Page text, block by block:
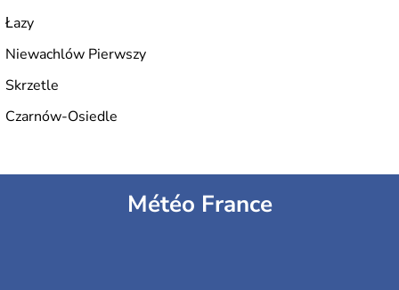
Łazy
Niewachlów Pierwszy
Skrzetle
Czarnów-Osiedle
Météo France